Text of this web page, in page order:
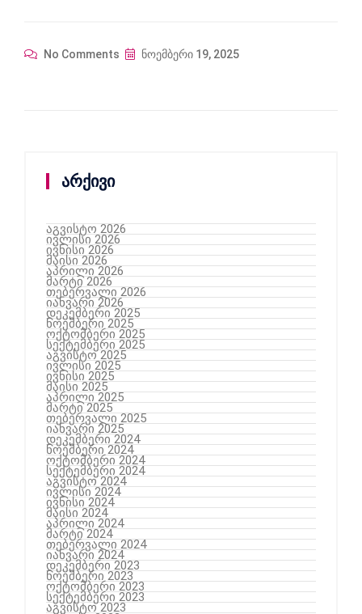
No Comments ნოემბერი 19, 2025
არქივი
აგვისტო 2026
ივლისი 2026
ივნისი 2026
მაისი 2026
აპრილი 2026
მარტი 2026
თებერვალი 2026
იანვარი 2026
დეკემბერი 2025
ნოემბერი 2025
ოქტომბერი 2025
სექტემბერი 2025
აგვისტო 2025
ივლისი 2025
ივნისი 2025
მაისი 2025
აპრილი 2025
მარტი 2025
თებერვალი 2025
იანვარი 2025
დეკემბერი 2024
ნოემბერი 2024
ოქტომბერი 2024
სექტემბერი 2024
აგვისტო 2024
ივლისი 2024
ივნისი 2024
მაისი 2024
აპრილი 2024
მარტი 2024
თებერვალი 2024
იანვარი 2024
დეკემბერი 2023
ნოემბერი 2023
ოქტომბერი 2023
სექტემბერი 2023
აგვისტო 2023